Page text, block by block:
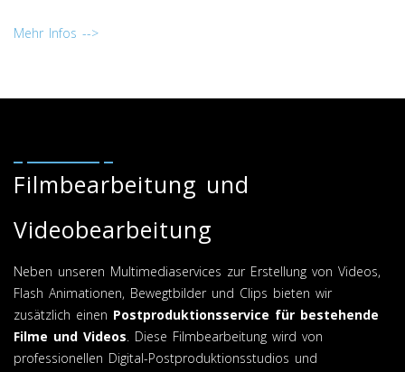
Mehr Infos -->
Filmbearbeitung und
Videobearbeitung
Neben unseren Multimediaservices zur Erstellung von Videos,
Flash Animationen, Bewegtbilder und Clips bieten wir
zusätzlich einen Postproduktionsservice für bestehende
Filme und Videos . Diese Filmbearbeitung wird von
professionellen Digital-Postproduktionsstudios und